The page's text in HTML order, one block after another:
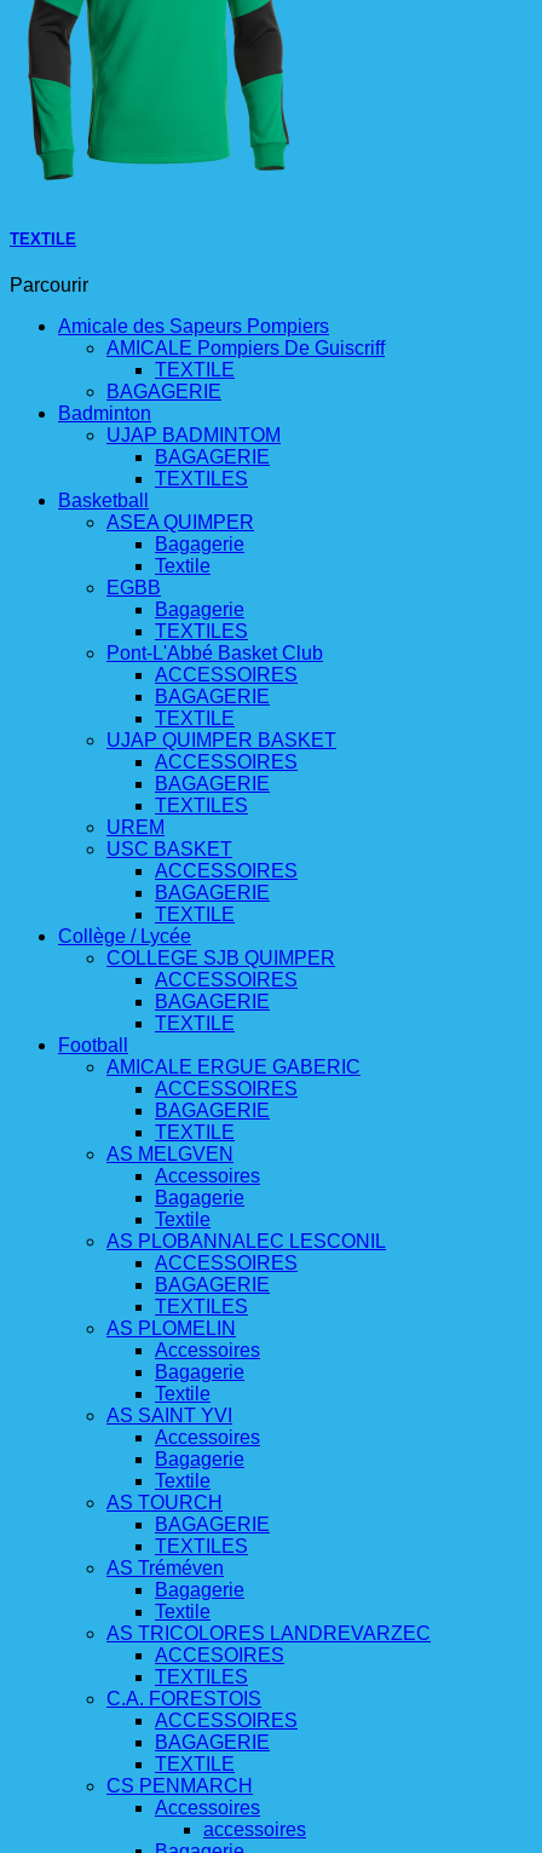
TEXTILE
Parcourir
Amicale des Sapeurs Pompiers
AMICALE Pompiers De Guiscriff
TEXTILE
BAGAGERIE
Badminton
UJAP BADMINTOM
BAGAGERIE
TEXTILES
Basketball
ASEA QUIMPER
Bagagerie
Textile
EGBB
Bagagerie
TEXTILES
Pont-L'Abbé Basket Club
ACCESSOIRES
BAGAGERIE
TEXTILE
UJAP QUIMPER BASKET
ACCESSOIRES
BAGAGERIE
TEXTILES
UREM
USC BASKET
ACCESSOIRES
BAGAGERIE
TEXTILE
Collège / Lycée
COLLEGE SJB QUIMPER
ACCESSOIRES
BAGAGERIE
TEXTILE
Football
AMICALE ERGUE GABERIC
ACCESSOIRES
BAGAGERIE
TEXTILE
AS MELGVEN
Accessoires
Bagagerie
Textile
AS PLOBANNALEC LESCONIL
ACCESSOIRES
BAGAGERIE
TEXTILES
AS PLOMELIN
Accessoires
Bagagerie
Textile
AS SAINT YVI
Accessoires
Bagagerie
Textile
AS TOURCH
BAGAGERIE
TEXTILES
AS Tréméven
Bagagerie
Textile
AS TRICOLORES LANDREVARZEC
ACCESOIRES
TEXTILES
C.A. FORESTOIS
ACCESSOIRES
BAGAGERIE
TEXTILE
CS PENMARCH
Accessoires
accessoires